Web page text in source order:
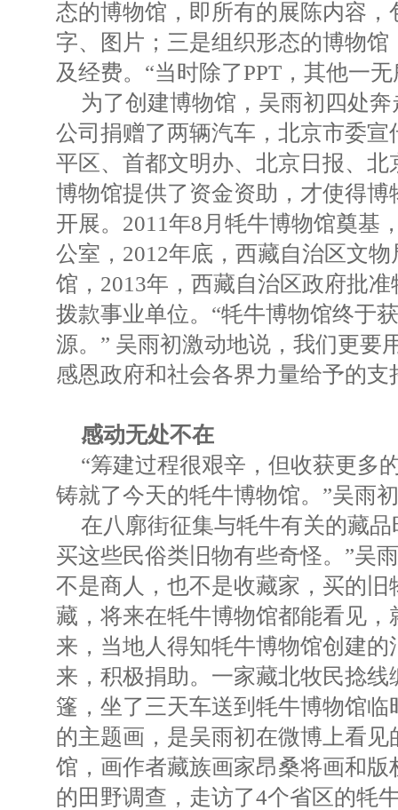
态的博物馆，即所有的展陈内容
字、图片；三是组织形态的博物
及经费。“当时除了PPT，其他一
为了创建博物馆，吴雨初四处
公司捐赠了两辆汽车，北京市委
平区、首都文明办、北京日报、
博物馆提供了资金资助，才使得
开展。2011年8月牦牛博物馆奠基
公室，2012年底，西藏自治区文
馆，2013年，西藏自治区政府批
拨款事业单位。“牦牛博物馆终于
源。” 吴雨初激动地说，我们更要
感恩政府和社会各界力量给予的支
感动无处不在
“筹建过程很艰辛，但收获更多
铸就了今天的牦牛博物馆。”吴雨
在八廓街征集与牦牛有关的藏
买这些民俗类旧物有些奇怪。”吴
不是商人，也不是收藏家，买的旧
藏，将来在牦牛博物馆都能看见，
来，当地人得知牦牛博物馆创建
来，积极捐助。一家藏北牧民捻
篷，坐了三天车送到牦牛博物馆
的主题画，是吴雨初在微博上看
馆，画作者藏族画家昂桑将画和
的田野调查，走访了4个省区的牦